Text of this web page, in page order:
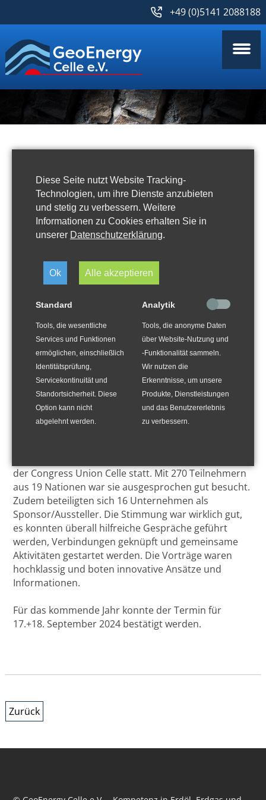
+49 (0)5141 2088188
Aktuelles
Celle Drilling 2023
erfolgreich
der Congress Union Celle statt. Mit 270 Teilnehmern
aus 19 Nationen war sie ausgesprochen gut besucht.
Zudem beteiligten sich 16 Unternehmen als
Sponsor/Aussteller. Die Stimmung war wirklich gut,
es konnten überall hilfreiche Gespräche geführt
werden, Verbindungen geknüpft und gemeinsame
Aktivitäten gestartet werden. Die Vorträge waren
hochklassig und boten innovative Ansätze und
Informationen.
Für das kommende Jahr konnte der Termin für
17.+18. September 2024 bestätigt werden.
Zurück
Diese Seite nutzt Website Tracking-
Technologien, um ihre Dienste anzubieten
und stetig zu verbessern. Weitere
Informationen zu Cookies erhalten Sie in
unserer Datenschutzerklärung.
Ok Alle akzeptieren
Standard
Tools, die wesentliche
Services und Funktionen
ermöglichen, einschließlich
Identitätsprüfung,
Servicekontinuität und
Standortsicherheit. Diese
Option kann nicht
abgelehnt werden.
Analytik
Tools, die anonyme Daten
über Website-Nutzung und
-Funktionalität sammeln.
Wir nutzen die
Erkenntnisse, um unsere
Produkte, Dienstleistungen
und das Benutzererlebnis
zu verbessern.